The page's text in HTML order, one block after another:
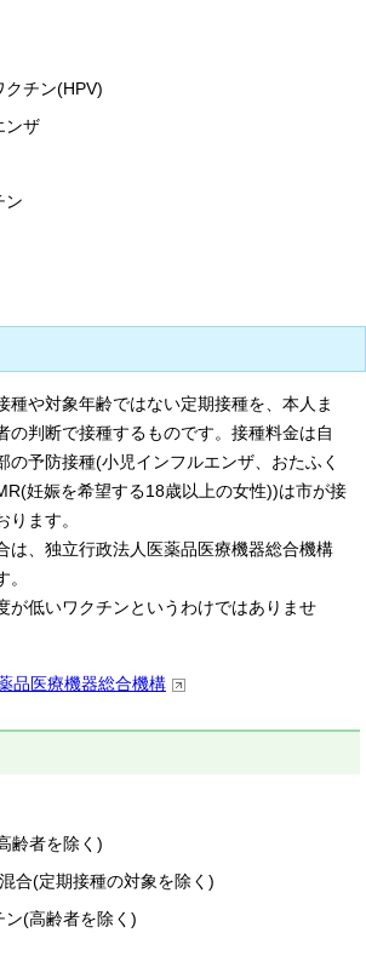
クチン(HPV)
ンザ
ン
種や対象年齢ではない定期接種を、本人ま
の判断で接種するものです。接種料金は自
の予防接種(小児インフルエンザ、おたふく
妊娠を希望する18歳以上の女性))は市が接
ります。
は、独立行政法人医薬品医療機器総合機構
が低いワクチンというわけではありませ
品医療機器総合機構
齢者を除く)
合(定期接種の対象を除く)
ン(高齢者を除く)